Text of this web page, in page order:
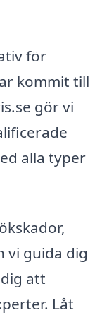
för
kommit till
gör vi
alla typer
vi guida dig
att
Låt